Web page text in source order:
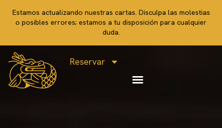
Estamos actualizando nuestras cartas. Disculpa las molestias
o posibles errores; estamos a tu disposición para cualquier
duda.
Reservar